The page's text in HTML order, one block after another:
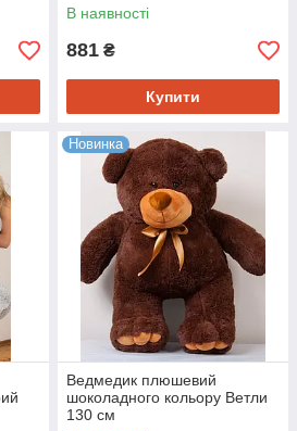
подарунка коханій дівчині.
190 см (колір — білий)
В наявності
881 ₴
Купити
Новинка
Ведмедик плюшевий
шоколадного кольору Ветли
130 см